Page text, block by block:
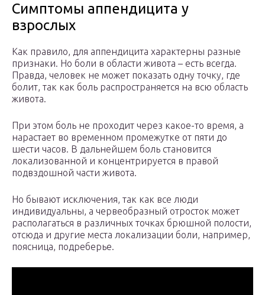
Симптомы аппендицита у
взрослых
Как правило, для аппендицита характерны разные
признаки. Но боли в области живота – есть всегда.
Правда, человек не может показать одну точку, где
болит, так как боль распространяется на всю область
живота.
При этом боль не проходит через какое-то время, а
нарастает во временном промежутке от пяти до
шести часов. В дальнейшем боль становится
локализованной и концентрируется в правой
подвздошной части живота.
Но бывают исключения, так как все люди
индивидуальны, а червеобразный отросток может
располагаться в различных точках брюшной полости,
отсюда и другие места локализации боли, например,
поясница, подреберье.